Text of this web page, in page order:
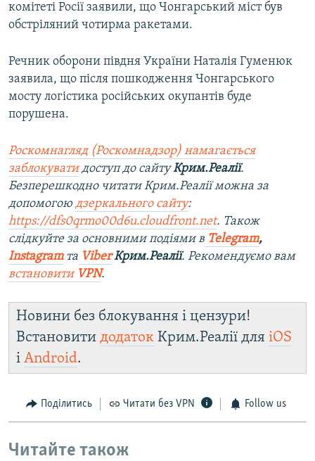
комітеті Росії заявили, що Чонгарський міст був
обстріляний чотирма ракетами.
Речник оборони півдня України Наталія Гуменюк
заявила, що після пошкодження Чонгарського
мосту логістика російських окупантів буде
порушена.
Роскомнагляд (Роскомнадзор) намагається
заблокувати доступ до сайту Крим.Реалії.
Безперешкодно читати Крим.Реалії можна за
допомогою дзеркального сайту:
https://dfs0qrmo00d6u.cloudfront.net. Також
слідкуйте за основними подіями в Telegram,
Instagram та Viber Крим.Реалії. Рекомендуємо вам
встановити VPN.
Новини без блокування і цензури!
Встановити додаток Крим.Реалії для iOS
і Android.
Поділитись Читати без VPN Follow us
Читайте також